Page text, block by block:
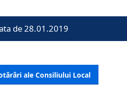
de 28.01.2019
ale Consiliului Local